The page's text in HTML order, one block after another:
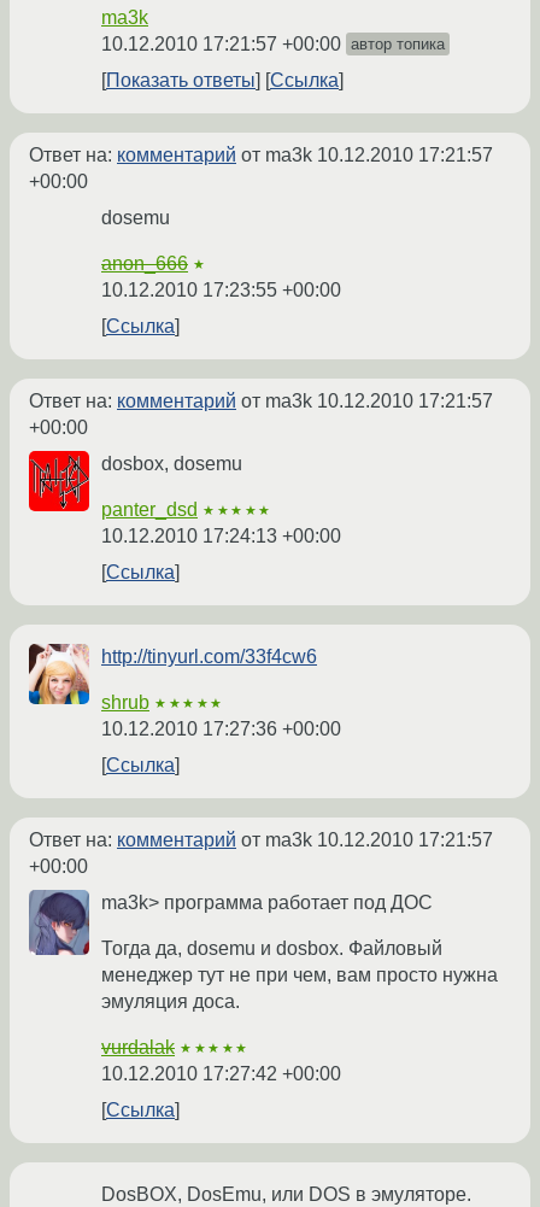
ma3k
10.12.2010 17:21:57 +00:00 автор топика
Показать ответы Ссылка
Ответ на: комментарий от ma3k 10.12.2010 17:21:57
+00:00
dosemu
anon_666 ★
10.12.2010 17:23:55 +00:00
Ссылка
Ответ на: комментарий от ma3k 10.12.2010 17:21:57
+00:00
dosbox, dosemu
panter_dsd ★★★★★
10.12.2010 17:24:13 +00:00
Ссылка
http://tinyurl.com/33f4cw6
shrub ★★★★★
10.12.2010 17:27:36 +00:00
Ссылка
Ответ на: комментарий от ma3k 10.12.2010 17:21:57
+00:00
ma3k> программа работает под ДОС
Тогда да, dosemu и dosbox. Файловый
менеджер тут не при чем, вам просто нужна
эмуляция доса.
vurdalak ★★★★★
10.12.2010 17:27:42 +00:00
Ссылка
DosBOX, DosEmu, или DOS в эмуляторе.